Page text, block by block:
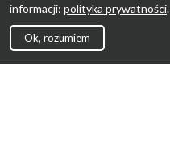
informacji: polityka prywatności.
Ok, rozumiem